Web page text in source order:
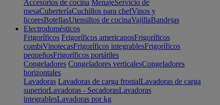
Accesorios de cocina MenajeServicio de
mesaCuberteríaCuchillos para chefVinos y
licoresBotellasUtensilios de cocinaVajillaBandejas
Electrodomésticos
Frigoríficos Frigoríficos americanosFrigoríficos
combiVinotecasFrigoríficos integrablesFrigoríficos
pequeñosFrigoríficos portátiles
Congeladores Congeladores verticalesCongeladores
horizontales
Lavadoras Lavadoras de carga frontalLavadoras de carga
superiorLavadoras - SecadorasLavadoras
integrablesLavadoras por kg